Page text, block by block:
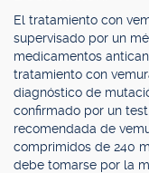
El tratamiento con
supervisado por un
medicamentos
tratamiento con
diagnóstico de
confirmado por un test
recomendada de
comprimidos de 240
debe tomarse por la